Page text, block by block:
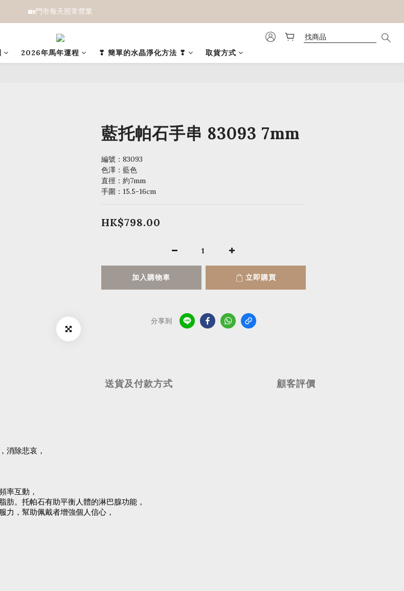
🏡門市每天照常營業
2026年馬年運程 ❣ 簡單的水晶淨化方法 ❣ 取貨方式
藍托帕石手串 83093 7mm
編號：83093
色澤：藍色
直徑：約7mm
手圍：15.5-16cm
HK$798.00
加入購物車 立即購買
分享到
送貨及付款方式 顧客評價
消除悲哀，
率互動，
肪。托帕石有助平衡人體的淋巴腺功能，
力，幫助佩戴者增強個人信心，